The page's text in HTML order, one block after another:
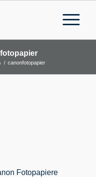
/ canonfotopapier
Fotopapiere